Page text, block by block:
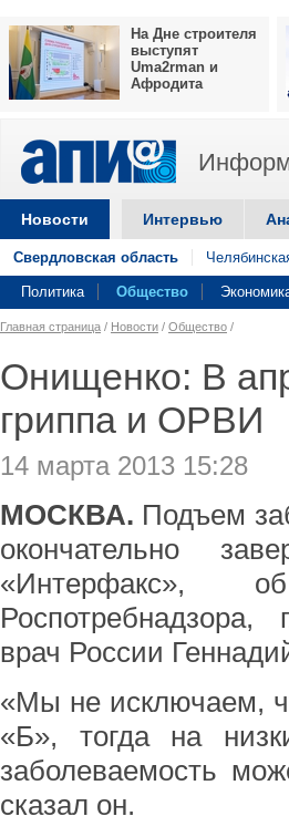
На Дне строителя
выступят
Uma2rman и
Афродита
Новости Интервью
Свердловская область
Политика Общество
Главная страница / Новости / Общество /
Онищенко: В
гриппа и ОРВИ
14 марта 2013 15:28
МОСКВА. Подъем
окончательно
«Интерфакс»,
Роспотребнадзора,
врач России
«Мы не исключаем,
«Б», тогда на
заболеваемость
сказал он.